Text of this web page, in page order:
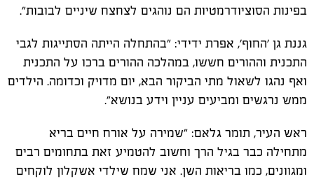
בפינות הסוציודרמטיות הם נוהגים לצחצח שיניים לבובות".
גננת גן 'החוף', אפרת ידידי: "בהתחלה הייתה הסתייגות לגבי
התכנית וההורים חששו, במהלכה ההורים ברכו על התכנית
ואף נהגו לשאול מתי הביקור הבא, יום מדויק וכדומה. הילדים
ממש נרגשים ומביעים עניין וידע בנושא".
ראש העיר, תומר גלאם: "שמירה על אורח חיים בריא
מתחילה כבר בגיל הרך וחשוב להטמיע זאת בתחומים רבים
ומגוונים, כמו בריאות השן. אני שמח שילדי אשקלון לוקחים